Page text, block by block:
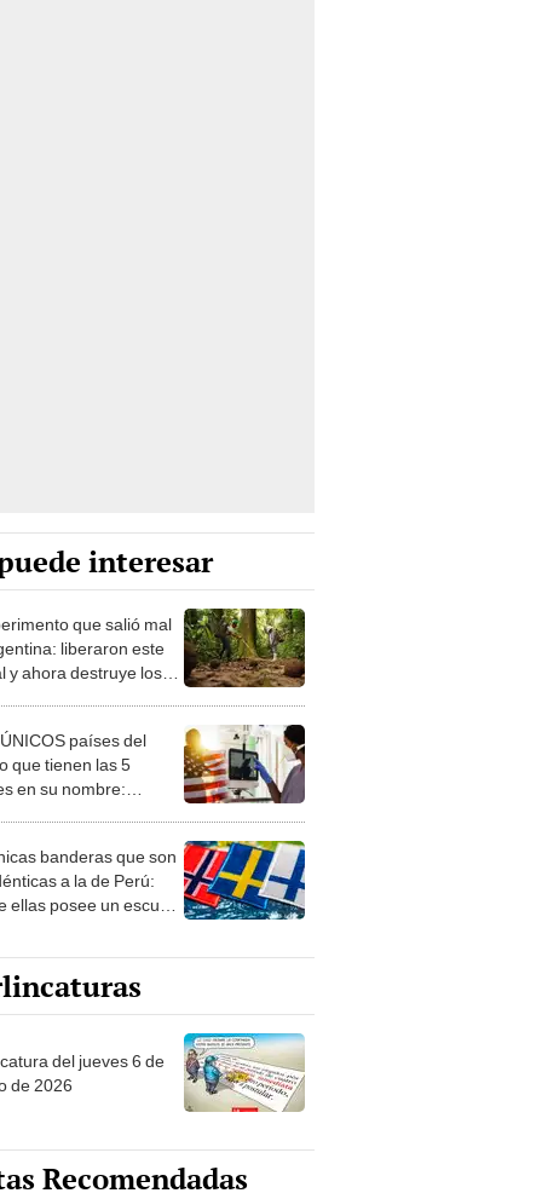
interesar
que salió mal
liberaron este
y ahora destruye los
países del
que tienen las 5
en su nombre:
banderas que son
a la de Perú:
ellas posee un escudo
del jueves 6 de
de 2026
Recomendadas